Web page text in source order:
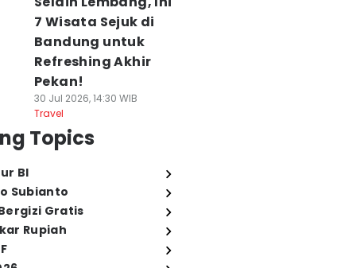
7 Wisata Sejuk di
Bandung untuk
Refreshing Akhir
Pekan!
30 Jul 2026, 14:30 WIB
Travel
Topics
BI
Subianto
Gratis
Rupiah